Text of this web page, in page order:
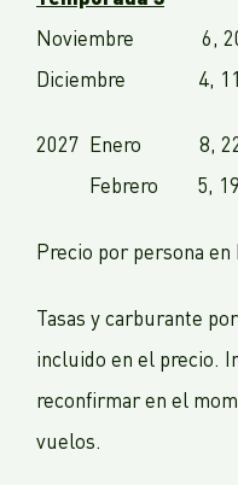
Noviembre 6,
Diciembre 4,
2027 Enero 8,
Febrero 5,
Precio por persona en
Tasas y carburante
incluido en el precio.
reconfirmar en el
vuelos.